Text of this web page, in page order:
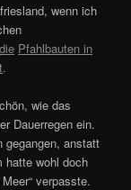
wenn ich
die Pfahlbauten in
.
wie das
Dauerregen ein.
gegangen, anstatt
hatte wohl doch
verpasste.